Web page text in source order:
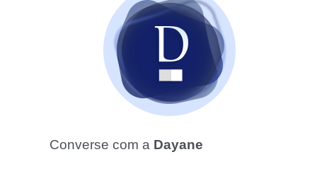
Converse com a Dayane